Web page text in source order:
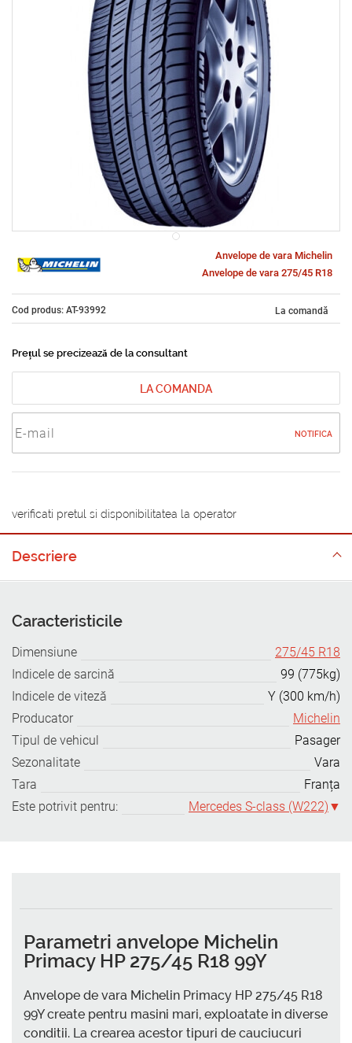
Anvelope de vara Michelin
Anvelope de vara 275/45 R18
Cod produs: AT-93992 La comandă
Prețul se precizează de la consultant
LA COMANDA
NOTIFICA
verificati pretul si disponibilitatea la operator
Descriere
Caracteristicile
Dimensiune
275/45 R18
Indicele de sarcină
99 (775kg)
Indicele de viteză
Y (300 km/h)
Producator
Michelin
Tipul de vehicul
Pasager
Sezonalitate
Vara
Tara
Franța
Este potrivit pentru:
Mercedes S-class (W222)
Parametri anvelope Michelin
Primacy HP 275/45 R18 99Y
Anvelope de vara Michelin Primacy HP 275/45 R18
99Y create pentru masini mari, exploatate in diverse
conditii. La crearea acestor tipuri de cauciucuri